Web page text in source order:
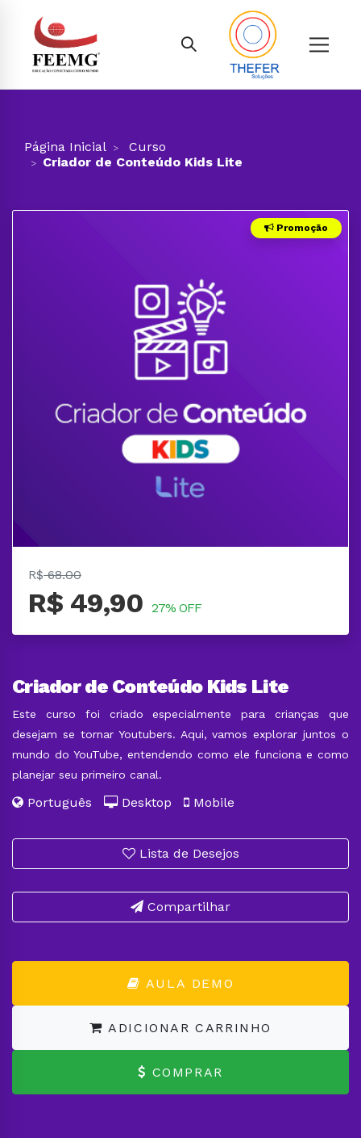
Página Inicial
Curso
Criador de Conteúdo Kids Lite
Promoção
R$68.00
R$ 49,90 27% OFF
Criador de Conteúdo Kids Lite
Este curso foi criado especialmente para crianças que
desejam se tornar Youtubers. Aqui, vamos explorar juntos o
mundo do YouTube, entendendo como ele funciona e como
planejar seu primeiro canal.
Português Desktop Mobile
Lista de Desejos
Compartilhar
AULA DEMO
ADICIONAR CARRINHO
COMPRAR